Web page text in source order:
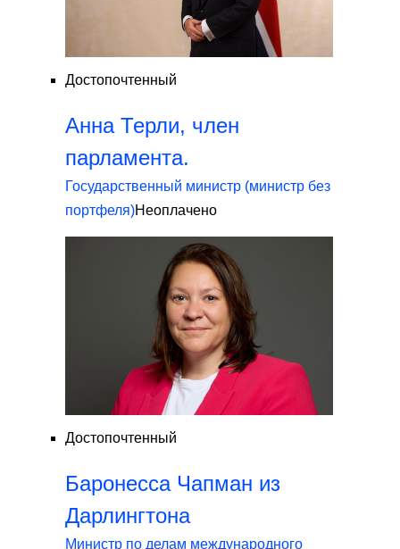
Достопочтенный
Анна Терли, член
парламента.
Государственный министр (министр без
портфеля)Неоплачено
Достопочтенный
Баронесса Чапман из
Дарлингтона
Министр по делам международного